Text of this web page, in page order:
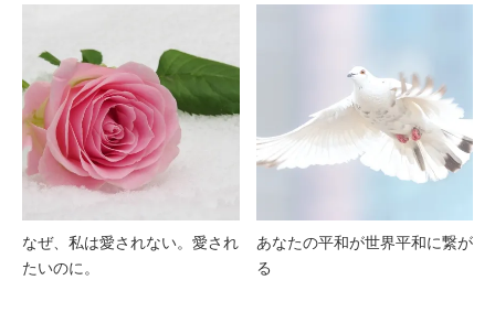
なぜ、私は愛されない。愛され
たいのに。
あなたの平和が世界平和に繋が
る